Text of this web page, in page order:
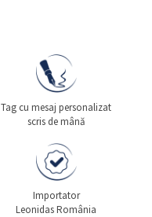
Tag cu mesaj personalizat
scris de mână
Importator
Leonidas România